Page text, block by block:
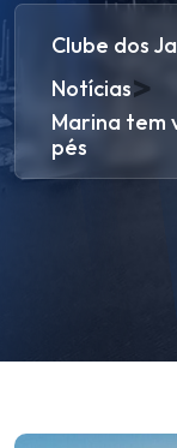
Clube dos
Notícias>
Marina tem
pés